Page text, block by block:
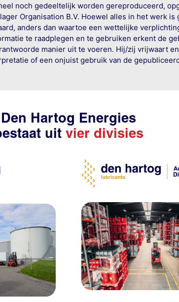
noch gedeeltelijk worden gereproduceerd,
Organisation B.V. Hoewel alles in het werk
anders dan waartoe een wettelijke
te raadplegen en te gebruiken erkent de
manier uit te voeren. Hij/zij vrijwaart
of een onjuist gebruik van de
Den Hartog Energies
uit vier divisies